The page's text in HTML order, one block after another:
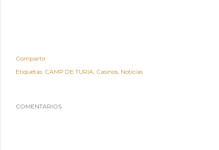
Compartir
Etiquetas: CAMP DE TURIA Casinos Noticias
COMENTARIOS